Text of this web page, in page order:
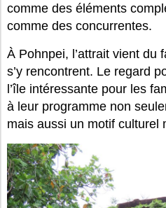
comme des éléments
comme des concurrentes.
À Pohnpei, l’attrait vient du
s’y rencontrent. Le regard
l’île intéressante pour les
à leur programme non
mais aussi un motif culturel